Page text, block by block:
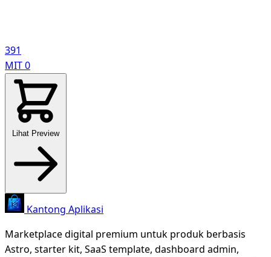
391
MIT0
Lihat Preview
Kantong Aplikasi
Marketplace digital premium untuk produk berbasis
Astro, starter kit, SaaS template, dashboard admin,